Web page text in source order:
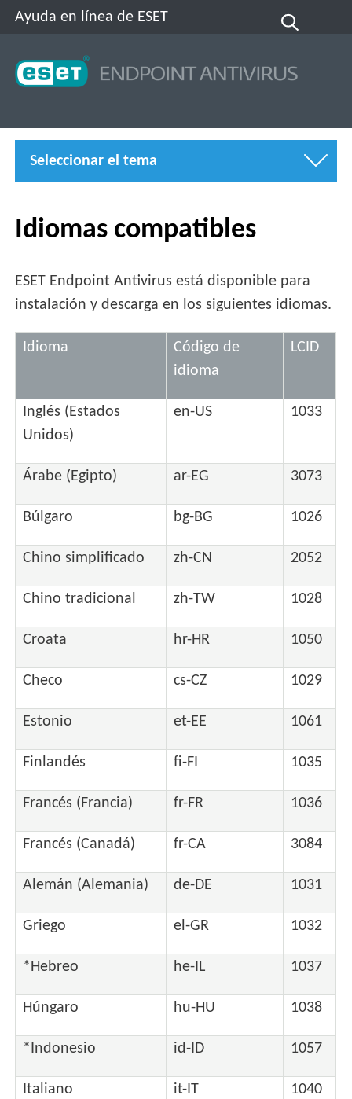
Ayuda en línea de ESET
Seleccionar el tema
Idiomas compatibles
ESET Endpoint Antivirus está disponible para
instalación y descarga en los siguientes idiomas.
Idioma
Código de
idioma
LCID
Inglés (Estados
Unidos)
en-US 1033
Árabe (Egipto) ar-EG 3073
Búlgaro bg-BG 1026
Chino simplificado zh-CN 2052
Chino tradicional zh-TW 1028
Croata hr-HR 1050
Checo cs-CZ 1029
Estonio et-EE 1061
Finlandés fi-FI 1035
Francés (Francia) fr-FR 1036
Francés (Canadá) fr-CA 3084
Alemán (Alemania) de-DE 1031
Griego el-GR 1032
*Hebreo he-IL 1037
Húngaro hu-HU 1038
*Indonesio id-ID 1057
Italiano it-IT 1040